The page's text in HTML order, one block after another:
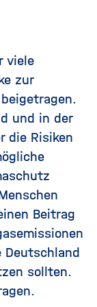
viele
zur
und in der
die Risiken
Beitrag
Deutschland
sollten.